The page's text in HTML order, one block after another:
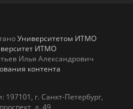
Университетом ИТМО
ИТМО
Илья Александрович
контента
г. Санкт-Петербург,